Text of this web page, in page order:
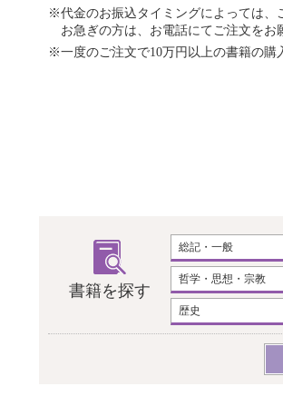
※代金のお振込タイミングによっては、
お急ぎの方は、お電話にてご注文をお
※一度のご注文で10万円以上の書籍の購
書籍を探す
総記・一般
哲学・思想・宗教
歴史